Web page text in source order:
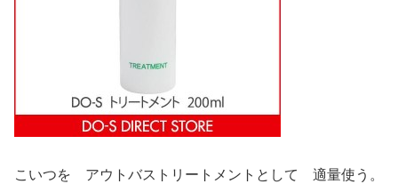
こいつを アウトバストリートメントとして 適量使う。